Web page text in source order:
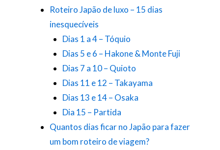
Roteiro Japão de luxo – 15 dias
inesquecíveis
Dias 1 a 4 – Tóquio
Dias 5 e 6 – Hakone & Monte Fuji
Dias 7 a 10 – Quioto
Dias 11 e 12 – Takayama
Dias 13 e 14 – Osaka
Dia 15 – Partida
Quantos dias ficar no Japão para fazer
um bom roteiro de viagem?